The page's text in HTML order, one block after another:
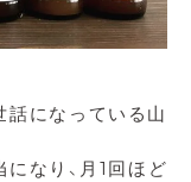
話になっている山
なり、月1回ほど